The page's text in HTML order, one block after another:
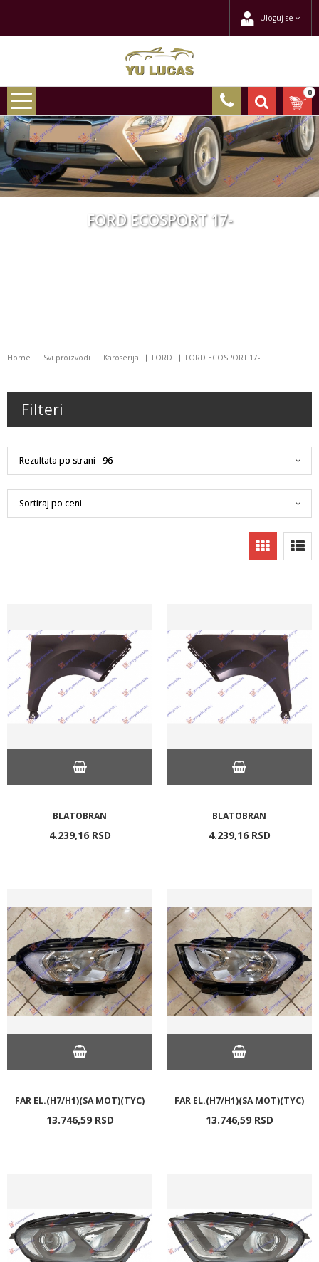
Uloguj se
0
FORD ECOSPORT 17-
Home Svi proizvodi Karoserija FORD FORD ECOSPORT 17-
Filteri
BLATOBRAN
4.239,16 RSD
BLATOBRAN
4.239,16 RSD
FAR EL.(H7/H1)(SA MOT)(TYC)
13.746,59 RSD
FAR EL.(H7/H1)(SA MOT)(TYC)
13.746,59 RSD